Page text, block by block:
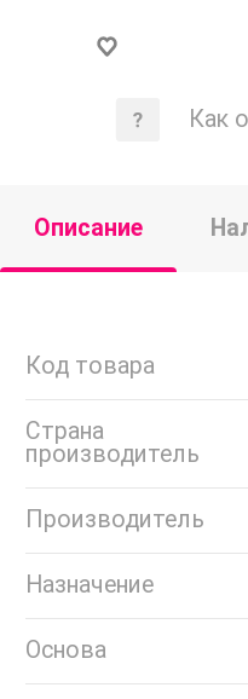
Как
Описание
Код товара
Страна
производитель
Производитель
Назначение
Основа